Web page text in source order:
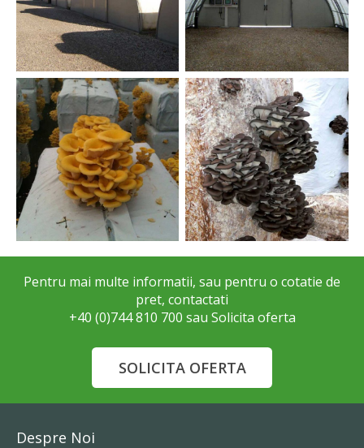
Pentru mai multe informatii, sau pentru o cotatie de
pret, contactati
+40 (0)744 810 700 sau Solicita oferta
Despre Noi